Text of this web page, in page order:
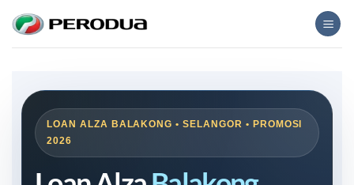
content
LOAN ALZA BALAKONG • SELANGOR • PROMOSI
2026